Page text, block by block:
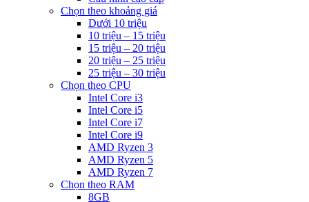
Chọn theo khoảng giá
Dưới 10 triệu
10 triệu – 15 triệu
15 triệu – 20 triệu
20 triệu – 25 triệu
25 triệu – 30 triệu
Chọn theo CPU
Intel Core i3
Intel Core i5
Intel Core i7
Intel Core i9
AMD Ryzen 3
AMD Ryzen 5
AMD Ryzen 7
Chọn theo RAM
8GB